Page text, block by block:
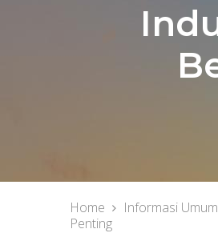
Home Informasi Umum
Penting